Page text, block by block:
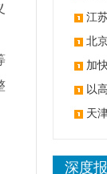
办 江
北
加
以
天
深度